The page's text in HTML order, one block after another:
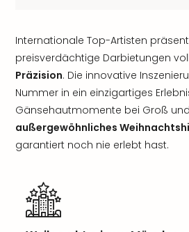
Internationale Top-Artisten
preisverdächtige Darbietungen
Präzision. Die innovative
Nummer in ein einzigartiges
Gänsehautmomente bei Groß und
außergewöhnliches
garantiert noch nie erlebt hast.